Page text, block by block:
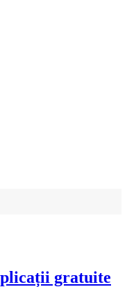
gratuite